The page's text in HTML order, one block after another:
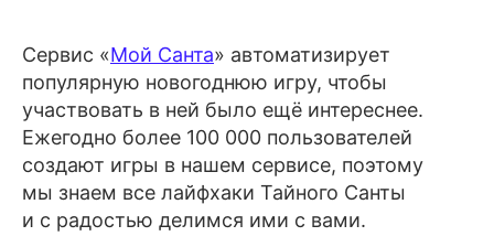
Сервис «Мой Санта» автоматизирует
популярную новогоднюю игру, чтобы
участвовать в ней было ещё интереснее.
Ежегодно более 100 000 пользователей
создают игры в нашем сервисе, поэтому
мы знаем все лайфхаки Тайного Санты
и с радостью делимся ими с вами.